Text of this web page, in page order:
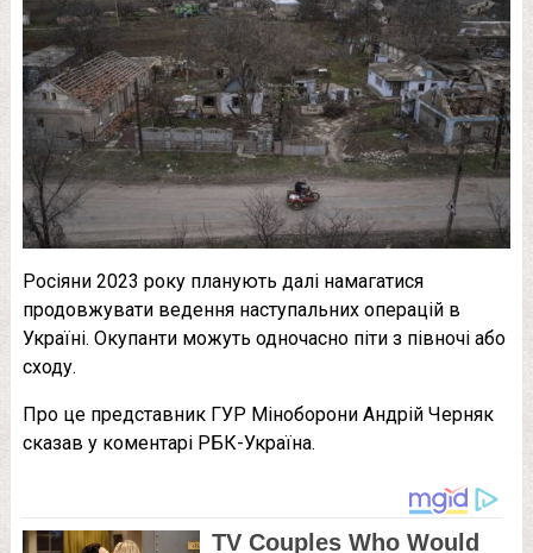
Росіяни 2023 року планують далі намагатися
продовжувати ведення наступальних операцій в
Україні. Окупанти можуть одночасно піти з півночі або
сходу.
Про це представник ГУР Міноборони Андрій Черняк
сказав у коментарі РБК-Україна.